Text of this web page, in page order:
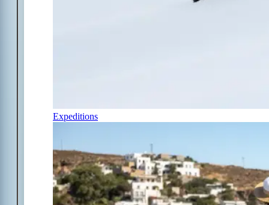
Expeditions